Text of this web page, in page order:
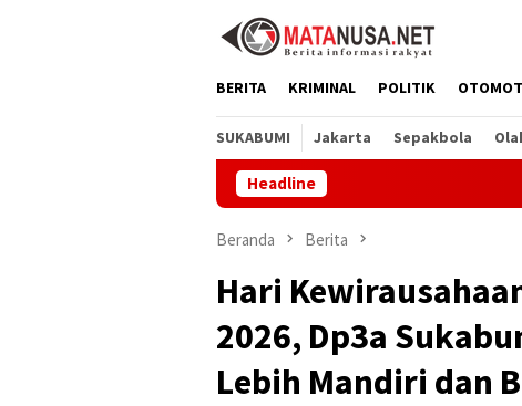
BERITA KRIMINAL POLITIK
SUKABUMI Jakarta Sepakbola
Headline Museum
Beranda Berita
Hari
2026, Dp3a
Lebih Mandiri dan